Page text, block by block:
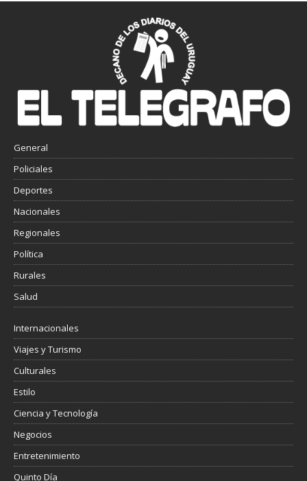
General
Policiales
Deportes
Nacionales
Regionales
Política
Rurales
Salud
Internacionales
Viajes y Turismo
Culturales
Estilo
Ciencia y Tecnología
Negocios
Entretenimiento
Quinto Día